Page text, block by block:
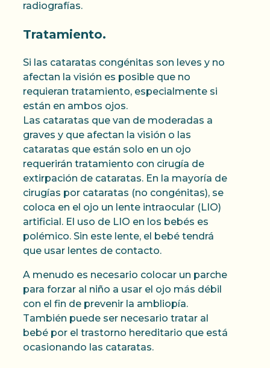
radiografías.
Tratamiento.
Si las cataratas congénitas son leves y no
afectan la visión es posible que no
requieran tratamiento, especialmente si
están en ambos ojos.
Las cataratas que van de moderadas a
graves y que afectan la visión o las
cataratas que están solo en un ojo
requerirán tratamiento con cirugía de
extirpación de cataratas. En la mayoría de
cirugías por cataratas (no congénitas), se
coloca en el ojo un lente intraocular (LIO)
artificial. El uso de LIO en los bebés es
polémico. Sin este lente, el bebé tendrá
que usar lentes de contacto.
A menudo es necesario colocar un parche
para forzar al niño a usar el ojo más débil
con el fin de prevenir la ambliopía.
También puede ser necesario tratar al
bebé por el trastorno hereditario que está
ocasionando las cataratas.